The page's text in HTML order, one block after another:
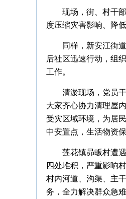
现场，街、村干
度压缩灾害影响、降低
同样，新安江街
后社区迅速行动，组
工作。
清淤现场，党员
大家齐心协力清理屋
受灾区域环境，为居
中安置点，生活物资
莲花镇昴畈村遭
四处堆积，严重影响
村内河道、沟渠、主
务，全力解决群众急难